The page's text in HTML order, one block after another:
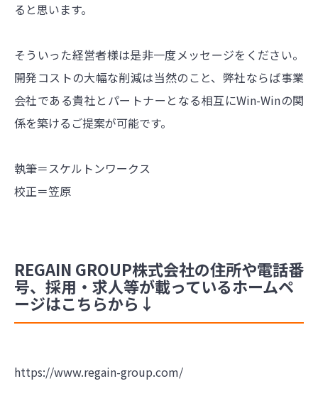
ると思います。
そういった経営者様は是非一度メッセージをください。
開発コストの大幅な削減は当然のこと、弊社ならば事業
会社である貴社とパートナーとなる相互にWin-Winの関
係を築けるご提案が可能です。
執筆＝スケルトンワークス
校正＝笠原
REGAIN GROUP株式会社の住所や電話番
号、採用・求人等が載っているホームペ
ージはこちらから↓
https://www.regain-group.com/